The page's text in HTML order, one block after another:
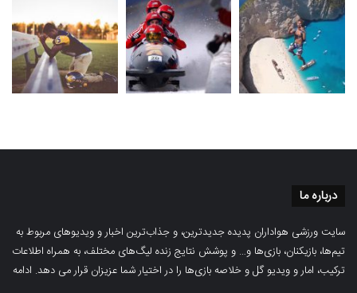
درباره ما
سایت ورزشی هواداران پدیده جدیدترین، و جذاب‌ترین اخبار و ویدیوهای مربوط به
تیم‌ها، بازیکنان، بازی‌ها و… و پوشش نتایج زنده لیگ‌های مختلف، به همراه اطلاعات
ترکیب، امار و ویدیو‌‌ گل‌ و خلاصه بازی‌ها را در اختیار شما عزیزان قرار می دهد. ادامه